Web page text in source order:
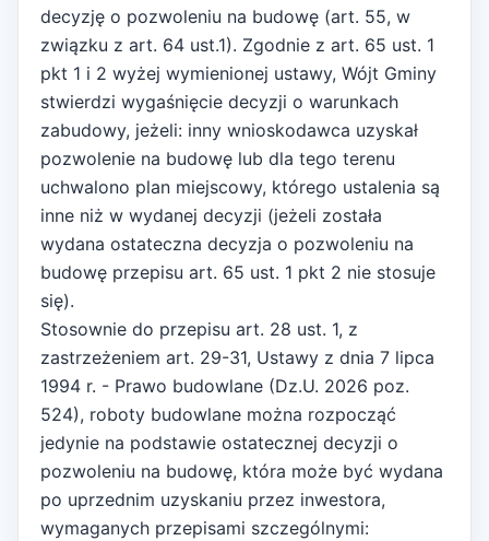
decyzję o pozwoleniu na budowę (art. 55, w
związku z art. 64 ust.1). Zgodnie z art. 65 ust. 1
pkt 1 i 2 wyżej wymienionej ustawy, Wójt Gminy
stwierdzi wygaśnięcie decyzji o warunkach
zabudowy, jeżeli: inny wnioskodawca uzyskał
pozwolenie na budowę lub dla tego terenu
uchwalono plan miejscowy, którego ustalenia są
inne niż w wydanej decyzji (jeżeli została
wydana ostateczna decyzja o pozwoleniu na
budowę przepisu art. 65 ust. 1 pkt 2 nie stosuje
się).
Stosownie do przepisu art. 28 ust. 1, z
zastrzeżeniem art. 29-31, Ustawy z dnia 7 lipca
1994 r. - Prawo budowlane (Dz.U. 2026 poz.
524), roboty budowlane można rozpocząć
jedynie na podstawie ostatecznej decyzji o
pozwoleniu na budowę, która może być wydana
po uprzednim uzyskaniu przez inwestora,
wymaganych przepisami szczególnymi: